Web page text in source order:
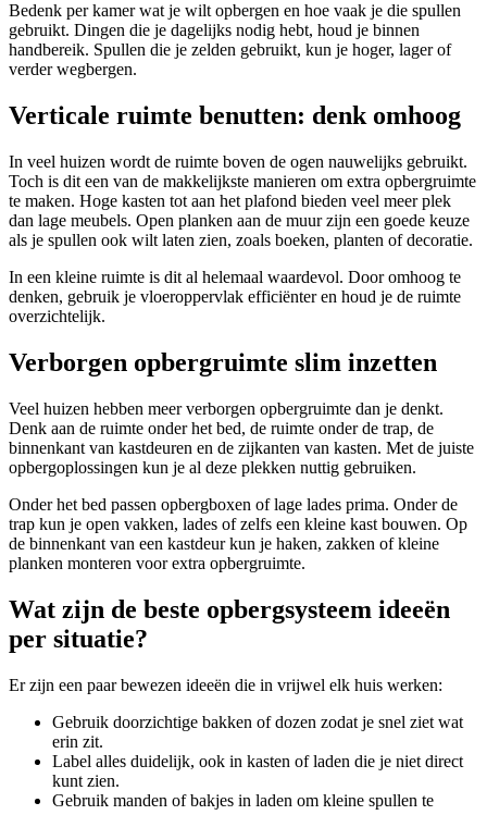
Bedenk per kamer wat je wilt opbergen en hoe vaak je die spullen
gebruikt. Dingen die je dagelijks nodig hebt, houd je binnen
handbereik. Spullen die je zelden gebruikt, kun je hoger, lager of
verder wegbergen.
Verticale ruimte benutten: denk omhoog
In veel huizen wordt de ruimte boven de ogen nauwelijks gebruikt.
Toch is dit een van de makkelijkste manieren om extra opbergruimte
te maken. Hoge kasten tot aan het plafond bieden veel meer plek
dan lage meubels. Open planken aan de muur zijn een goede keuze
als je spullen ook wilt laten zien, zoals boeken, planten of decoratie.
In een kleine ruimte is dit al helemaal waardevol. Door omhoog te
denken, gebruik je vloeroppervlak efficiënter en houd je de ruimte
overzichtelijk.
Verborgen opbergruimte slim inzetten
Veel huizen hebben meer verborgen opbergruimte dan je denkt.
Denk aan de ruimte onder het bed, de ruimte onder de trap, de
binnenkant van kastdeuren en de zijkanten van kasten. Met de juiste
opbergoplossingen kun je al deze plekken nuttig gebruiken.
Onder het bed passen opbergboxen of lage lades prima. Onder de
trap kun je open vakken, lades of zelfs een kleine kast bouwen. Op
de binnenkant van een kastdeur kun je haken, zakken of kleine
planken monteren voor extra opbergruimte.
Wat zijn de beste opbergsysteem ideeën
per situatie?
Er zijn een paar bewezen ideeën die in vrijwel elk huis werken:
Gebruik doorzichtige bakken of dozen zodat je snel ziet wat
erin zit.
Label alles duidelijk, ook in kasten of laden die je niet direct
kunt zien.
Gebruik manden of bakjes in laden om kleine spullen te